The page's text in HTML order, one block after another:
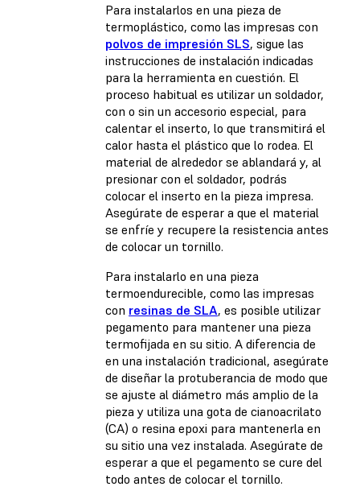
Para instalarlos en una pieza de
termoplástico, como las impresas con
polvos de impresión SLS, sigue las
instrucciones de instalación indicadas
para la herramienta en cuestión. El
proceso habitual es utilizar un soldador,
con o sin un accesorio especial, para
calentar el inserto, lo que transmitirá el
calor hasta el plástico que lo rodea. El
material de alrededor se ablandará y, al
presionar con el soldador, podrás
colocar el inserto en la pieza impresa.
Asegúrate de esperar a que el material
se enfríe y recupere la resistencia antes
de colocar un tornillo.
Para instalarlo en una pieza
termoendurecible, como las impresas
con resinas de SLA, es posible utilizar
pegamento para mantener una pieza
termofijada en su sitio. A diferencia de
en una instalación tradicional, asegúrate
de diseñar la protuberancia de modo que
se ajuste al diámetro más amplio de la
pieza y utiliza una gota de cianoacrilato
(CA) o resina epoxi para mantenerla en
su sitio una vez instalada. Asegúrate de
esperar a que el pegamento se cure del
todo antes de colocar el tornillo.